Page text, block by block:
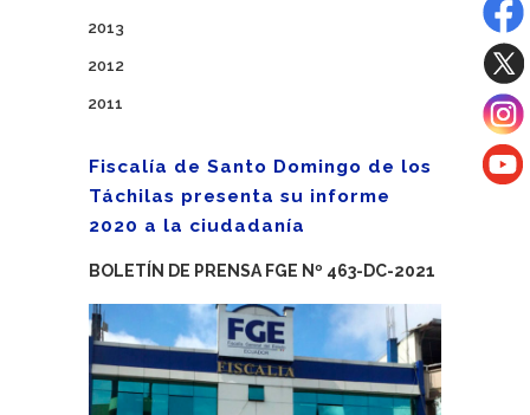
2013
2012
2011
Fiscalía de Santo Domingo de los
Táchilas presenta su informe
2020 a la ciudadanía
BOLETÍN DE PRENSA FGE Nº 463-DC-2021